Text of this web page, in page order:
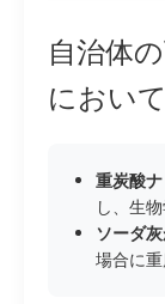
自治体
におい
重炭酸
し、生
ソーダ
場合に重